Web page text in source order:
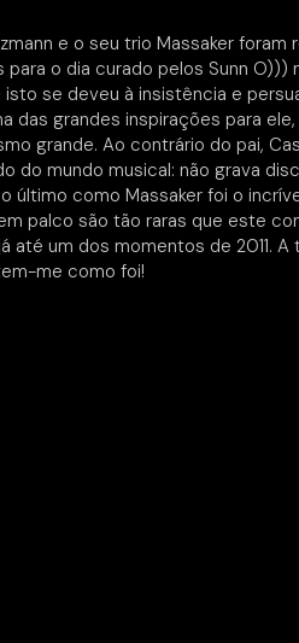
e o seu trio Massaker
para o dia curado pelos Sunn O)))
isto se deveu à insistência e
das grandes inspirações para
grande. Ao contrário do pai,
do mundo musical: não grava
último como Massaker foi o
palco são tão raras que este
até um dos momentos de 2011.
me como foi!